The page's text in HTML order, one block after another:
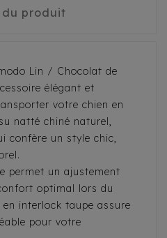
du produit
Lin / Chocolat de
élégant et
votre chien en
natté chiné naturel,
confère un style chic,
permet un ajustement
optimal lors du
interlock taupe assure
pour votre